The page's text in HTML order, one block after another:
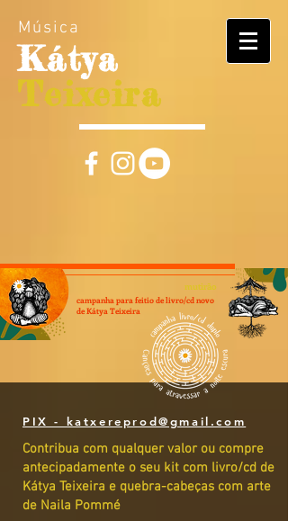
Música
Kátya
Teixeira
PIX - katxereprod@gmail.com
Contribua com qualquer valor ou compre
antecipadamente o seu kit com livro/cd de
Kátya Teixeira e quebra-cabeças com arte
de Naila Pommé
mutirão
campanha para feitio de livro/cd novo
de Kátya Teixeira